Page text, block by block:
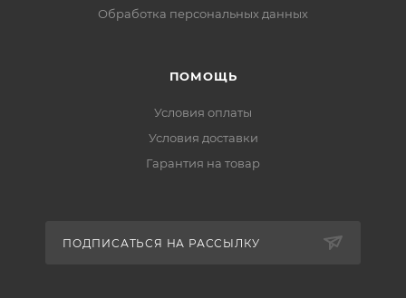
Обработка персональных данных
ПОМОЩЬ
Условия оплаты
Условия доставки
Гарантия на товар
ПОДПИСАТЬСЯ НА РАССЫЛКУ